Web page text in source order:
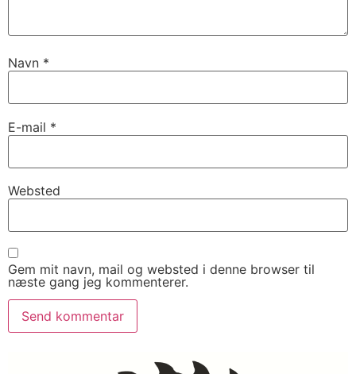
Navn *
E-mail *
Websted
Gem mit navn, mail og websted i denne browser til
næste gang jeg kommenterer.